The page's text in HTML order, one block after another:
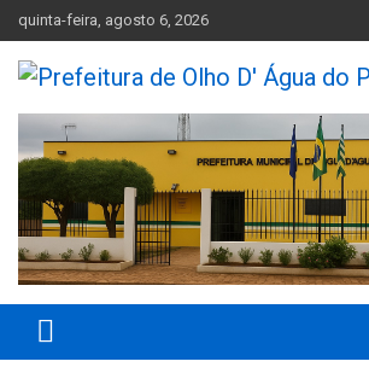
to
content
quinta-feira, agosto 6, 2026
Prefeitura de Olho D'
Piauí